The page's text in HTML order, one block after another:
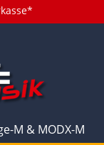
M & MODX-M